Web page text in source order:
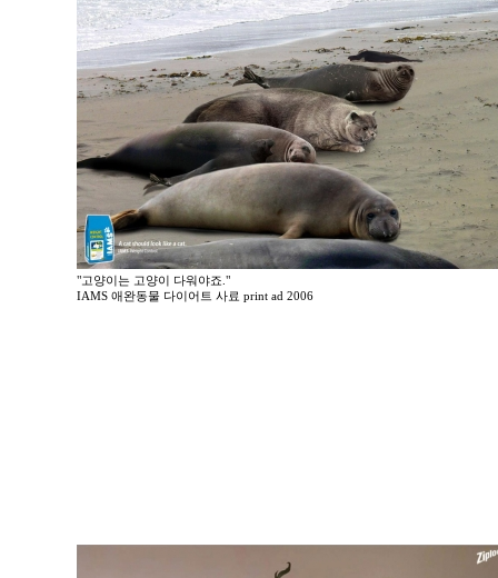
"고양이는 고양이 다워야죠."
IAMS 애완동물 다이어트 사료 print ad 2006